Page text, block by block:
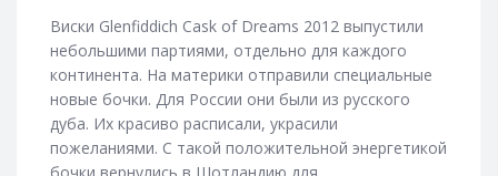
Виски Glenfiddich Cask of Dreams 2012 выпустили
небольшими партиями, отдельно для каждого
континента. На материки отправили специальные
новые бочки. Для России они были из русского
дуба. Их красиво расписали, украсили
пожеланиями. С такой положительной энергетикой
бочки вернулись в Шотландию для